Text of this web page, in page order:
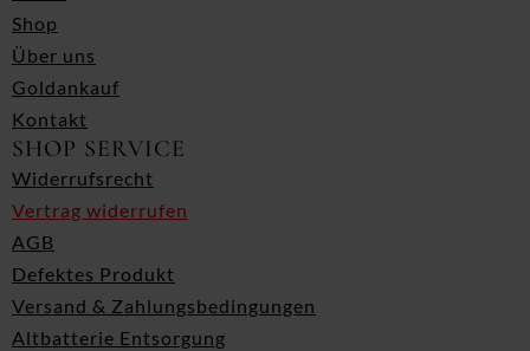
Shop
Über uns
Goldankauf
Kontakt
SHOP SERVICE
Widerrufsrecht
Vertrag widerrufen
AGB
Defektes Produkt
Versand & Zahlungsbedingungen
Altbatterie Entsorgung